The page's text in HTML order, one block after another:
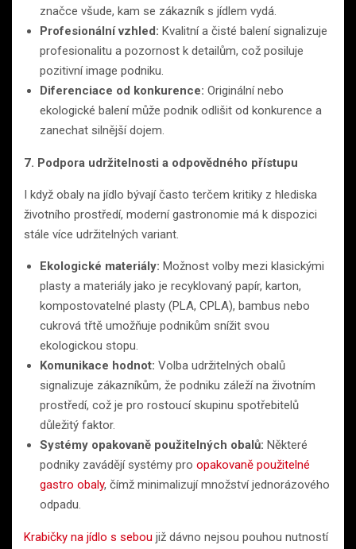
značce všude, kam se zákazník s jídlem vydá.
Profesionální vzhled: Kvalitní a čisté balení signalizuje
profesionalitu a pozornost k detailům, což posiluje
pozitivní image podniku.
Diferenciace od konkurence: Originální nebo
ekologické balení může podnik odlišit od konkurence a
zanechat silnější dojem.
7. Podpora udržitelnosti a odpovědného přístupu
I když obaly na jídlo bývají často terčem kritiky z hlediska
životního prostředí, moderní gastronomie má k dispozici
stále více udržitelných variant.
Ekologické materiály: Možnost volby mezi klasickými
plasty a materiály jako je recyklovaný papír, karton,
kompostovatelné plasty (PLA, CPLA), bambus nebo
cukrová třtě umožňuje podnikům snížit svou
ekologickou stopu.
Komunikace hodnot: Volba udržitelných obalů
signalizuje zákazníkům, že podniku záleží na životním
prostředí, což je pro rostoucí skupinu spotřebitelů
důležitý faktor.
Systémy opakovaně použitelných obalů: Některé
podniky zavádějí systémy pro opakovaně použitelné
gastro obaly, čímž minimalizují množství jednorázového
odpadu.
Krabičky na jídlo s sebou již dávno nejsou pouhou nutností